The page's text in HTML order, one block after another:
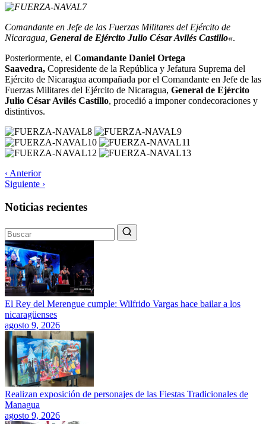
Comandante en Jefe de las Fuerzas Militares del Ejército de
Nicaragua, General de Ejército Julio César Avilés Castillo«.
Posteriormente, el Comandante Daniel Ortega
Saavedra, Copresidente de la República y Jefatura Suprema del
Ejército de Nicaragua acompañada por el Comandante en Jefe de las
Fuerzas Militares del Ejército de Nicaragua, General de Ejército
Julio César Avilés Castillo, procedió a imponer condecoraciones y
distintivos.
‹ Anterior
Siguiente ›
Noticias recientes
El Rey del Merengue cumple: Wilfrido Vargas hace bailar a los
nicaragüenses
agosto 9, 2026
Realizan exposición de personajes de las Fiestas Tradicionales de
Managua
agosto 9, 2026